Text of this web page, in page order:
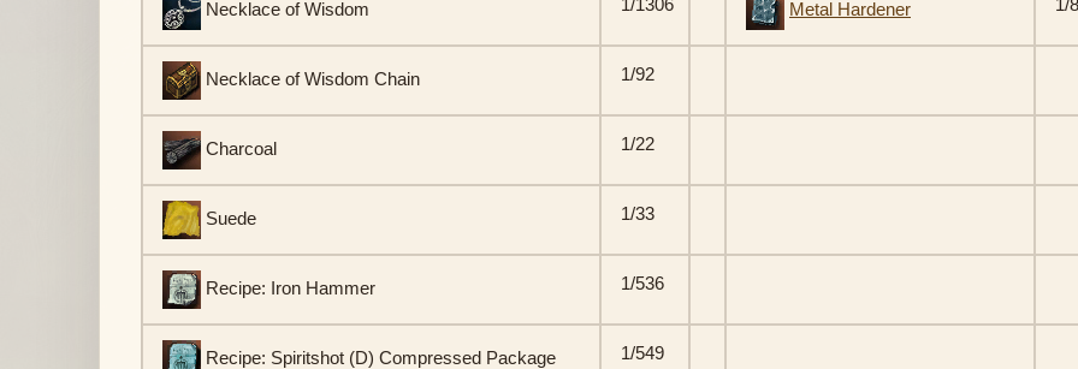
Necklace of Wisdom Metal Hardener
Necklace of Wisdom Chain 1/92
Charcoal 1/22
Suede 1/33
Recipe: Iron Hammer 1/536
Recipe: Spiritshot (D) Compressed Package
1/549